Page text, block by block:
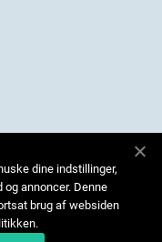
dine indstillinger,
annoncer. Denne
brug af websiden